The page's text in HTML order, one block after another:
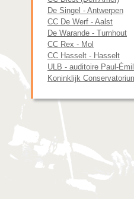
De Singel - Antwerpen
CC De Werf - Aalst
De Warande - Turnhout
CC Rex - Mol
CC Hasselt - Hasselt
ULB - auditoire Paul-
Koninklijk